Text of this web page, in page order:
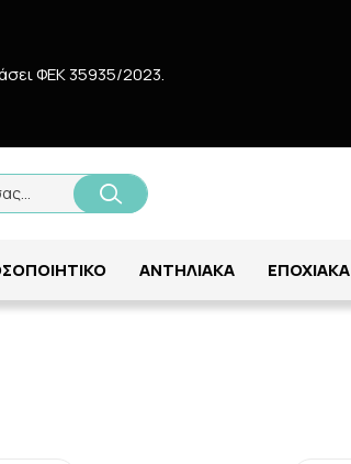
ΦΕΚ 35935/2023.
ΑΝΤΗΛΙΑΚΑ ΕΠΟΧΙΑΚΑ